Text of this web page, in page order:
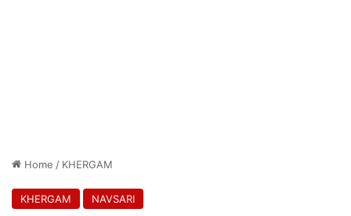
Home / KHERGAM
KHERGAM NAVSARI